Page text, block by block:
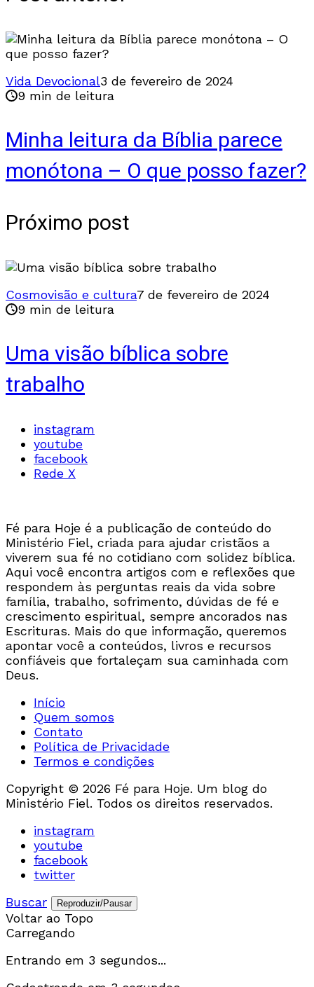
Vida Devocional3 de fevereiro de 2024
9 min de leitura
Minha leitura da Bíblia parece
monótona – O que posso fazer?
Próximo post
Cosmovisão e cultura7 de fevereiro de 2024
9 min de leitura
Uma visão bíblica sobre
trabalho
instagram
youtube
facebook
Rede X
Fé para Hoje é a publicação de conteúdo do
Ministério Fiel, criada para ajudar cristãos a
viverem sua fé no cotidiano com solidez bíblica.
Aqui você encontra artigos com e reflexões que
respondem às perguntas reais da vida sobre
família, trabalho, sofrimento, dúvidas de fé e
crescimento espiritual, sempre ancorados nas
Escrituras. Mais do que informação, queremos
apontar você a conteúdos, livros e recursos
confiáveis que fortaleçam sua caminhada com
Deus.
Início
Quem somos
Contato
Política de Privacidade
Termos e condições
Copyright © 2026 Fé para Hoje. Um blog do
Ministério Fiel. Todos os direitos reservados.
instagram
youtube
facebook
twitter
Buscar
Reproduzir/Pausar
Voltar ao Topo
Carregando
Entrando em 3 segundos...